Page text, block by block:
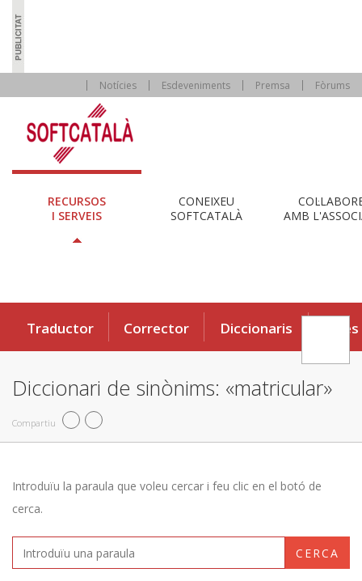
Notícies Esdeveniments Premsa Fòrums
RECURSOS
I SERVEIS
CONEIXEU
SOFTCATALÀ
AMB
Traductor Corrector Diccionaris Eines
Diccionari de sinònims: «matricular»
Compartiu
Introduïu la paraula que voleu cercar i feu clic en el botó de
cerca.
CERCA